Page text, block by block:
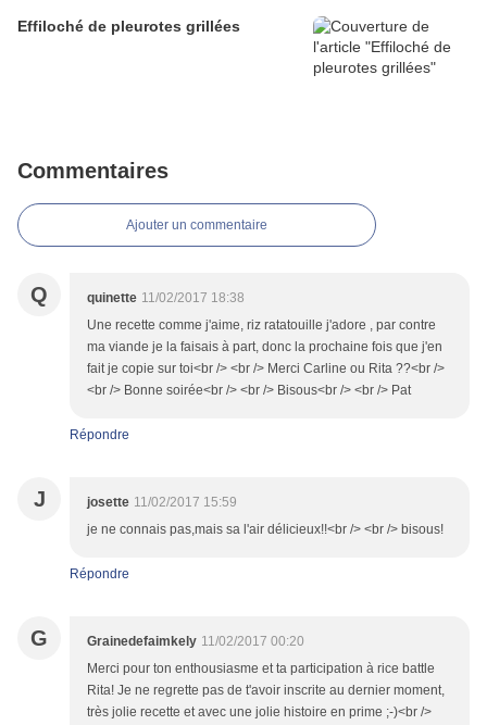
Effiloché de pleurotes grillées
Commentaires
Ajouter un commentaire
Q quinette 11/02/2017 18:38
Une recette comme j'aime, riz ratatouille j'adore , par contre
ma viande je la faisais à part, donc la prochaine fois que j'en
fait je copie sur toi<br /> <br /> Merci Carline ou Rita ??<br />
<br /> Bonne soirée<br /> <br /> Bisous<br /> <br /> Pat
Répondre
J josette 11/02/2017 15:59
je ne connais pas,mais sa l'air délicieux!!<br /> <br /> bisous!
Répondre
G Grainedefaimkely 11/02/2017 00:20
Merci pour ton enthousiasme et ta participation à rice battle
Rita! Je ne regrette pas de t'avoir inscrite au dernier moment,
très jolie recette et avec une jolie histoire en prime ;-)<br />